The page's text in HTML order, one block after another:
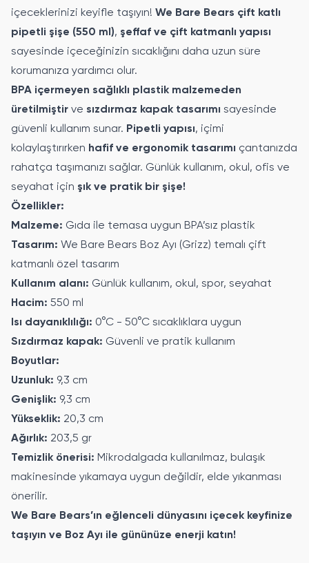
içeceklerinizi keyifle taşıyın! We Bare Bears çift katlı
pipetli şişe (550 ml), şeffaf ve çift katmanlı yapısı
sayesinde içeceğinizin sıcaklığını daha uzun süre
korumanıza yardımcı olur.
BPA içermeyen sağlıklı plastik malzemeden
üretilmiştir ve sızdırmaz kapak tasarımı sayesinde
güvenli kullanım sunar. Pipetli yapısı, içimi
kolaylaştırırken hafif ve ergonomik tasarımı çantanızda
rahatça taşımanızı sağlar. Günlük kullanım, okul, ofis ve
seyahat için şık ve pratik bir şişe!
Özellikler:
Malzeme: Gıda ile temasa uygun BPA’sız plastik
Tasarım: We Bare Bears Boz Ayı (Grizz) temalı çift
katmanlı özel tasarım
Kullanım alanı: Günlük kullanım, okul, spor, seyahat
Hacim: 550 ml
Isı dayanıklılığı: 0°C - 50°C sıcaklıklara uygun
Sızdırmaz kapak: Güvenli ve pratik kullanım
Boyutlar:
Uzunluk: 9,3 cm
Genişlik: 9,3 cm
Yükseklik: 20,3 cm
Ağırlık: 203,5 gr
Temizlik önerisi: Mikrodalgada kullanılmaz, bulaşık
makinesinde yıkamaya uygun değildir, elde yıkanması
önerilir.
We Bare Bears’ın eğlenceli dünyasını içecek keyfinize
taşıyın ve Boz Ayı ile gününüze enerji katın!